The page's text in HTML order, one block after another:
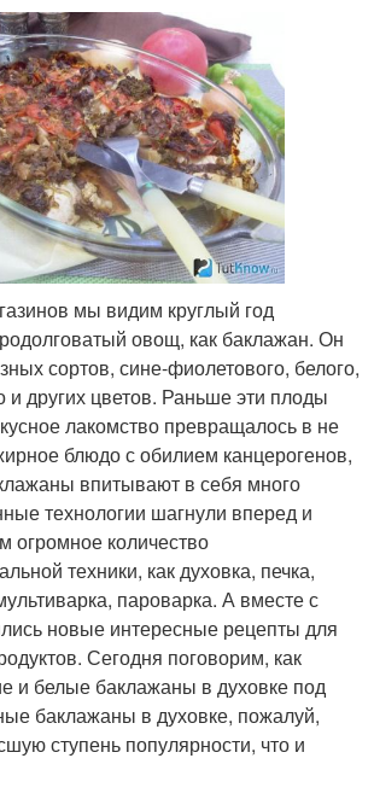
мы видим круглый год
овощ, как баклажан. Он
сортов, сине-фиолетового, белого,
и других цветов. Раньше эти плоды
лакомство превращалось в не
блюдо с обилием канцерогенов,
впитывают в себя много
технологии шагнули вперед и
огромное количество
техники, как духовка, печка,
пароварка. А вместе с
новые интересные рецепты для
Сегодня поговорим, как
и белые баклажаны в духовке под
баклажаны в духовке, пожалуй,
ступень популярности, что и